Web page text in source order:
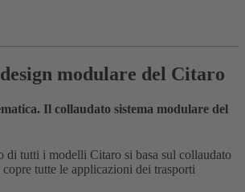
modulare del Citaro
Il collaudato sistema modulare del
di tutti i modelli Citaro si basa sul collaudato
copre tutte le applicazioni dei trasporti